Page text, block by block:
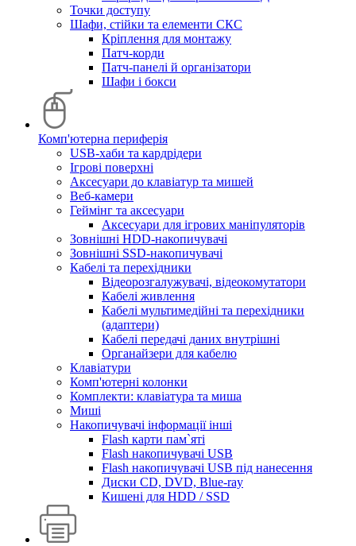
Точки доступу
Шафи, стійки та елементи СКС
Кріплення для монтажу
Патч-корди
Патч-панелі й організатори
Шафи і бокси
Комп'ютерна периферія
USB-хаби та кардрідери
Ігрові поверхні
Аксесуари до клавіатур та мишей
Веб-камери
Геймінг та аксесуари
Аксесуари для ігрових маніпуляторів
Зовнішні HDD-накопичувачі
Зовнішні SSD-накопичувачі
Кабелі та перехідники
Відеорозгалужувачі, відеокомутатори
Кабелі живлення
Кабелі мультимедійні та перехідники
(адаптери)
Кабелі передачі даних внутрішні
Органайзери для кабелю
Клавіатури
Комп'ютерні колонки
Комплекти: клавіатура та миша
Миші
Накопичувачі інформації інші
Flash карти пам`яті
Flash накопичувачі USB
Flash накопичувачі USB під нанесення
Диски CD, DVD, Blue-ray
Кишені для HDD / SSD